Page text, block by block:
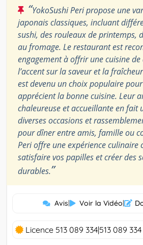
“YokoSushi Peri propose une
japonais classiques, incluant
sushi, des rouleaux de printemps,
au fromage. Le restaurant est
engagement à offrir une cuisine
l’accent sur la saveur et la
est devenu un choix populaire
apprécient la bonne cuisine. Leur
chaleureuse et accueillante en fait
diverses occasions et
pour dîner entre amis, famille ou
Peri offre une expérience culinaire
satisfaire vos papilles et créer des
durables.”
Avis| Voir la Vidéo|
Licence 513 089 334|513 089